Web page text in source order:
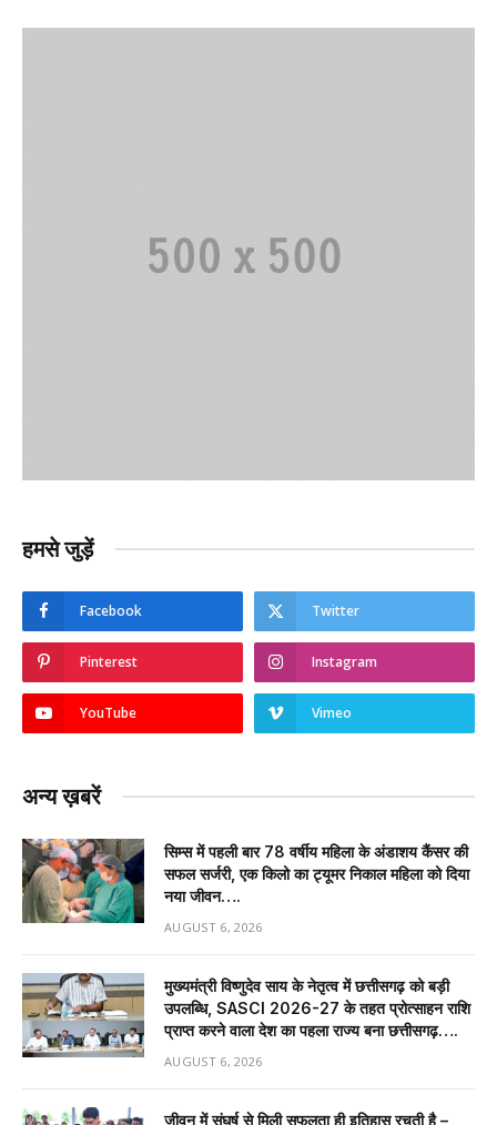
हमसे जुड़ें
Facebook Twitter
Pinterest Instagram
YouTube Vimeo
अन्य ख़बरें
सिम्स में पहली बार 78 वर्षीय महिला के अंडाशय कैंसर की
सफल सर्जरी, एक किलो का ट्यूमर निकाल महिला को दिया
नया जीवन….
AUGUST 6, 2026
मुख्यमंत्री विष्णुदेव साय के नेतृत्व में छत्तीसगढ़ को बड़ी
उपलब्धि, SASCI 2026-27 के तहत प्रोत्साहन राशि
प्राप्त करने वाला देश का पहला राज्य बना छत्तीसगढ़….
AUGUST 6, 2026
जीवन में संघर्ष से मिली सफलता ही इतिहास रचती है –